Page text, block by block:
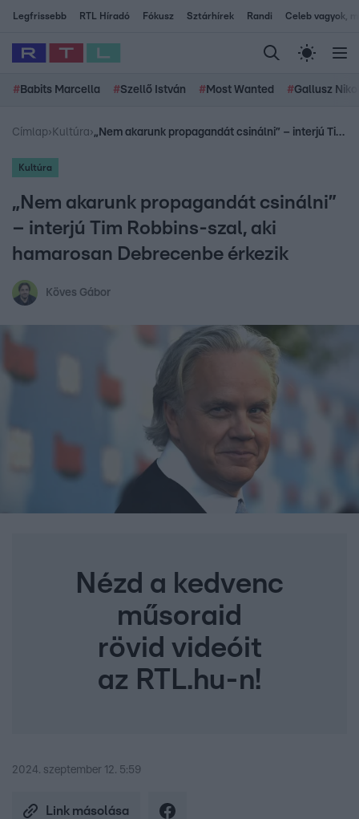
Legfrissebb RTL Híradó Fókusz Sztárhírek Randi Celeb vagyok,
# Babits Marcella #Szellő István # Most Wanted #Gallusz
Címlap› Kultúra› „Nem akarunk propagandát csinálni” – interjú Tim Robbins-szal, aki hamarosan Debrecenbe érkezik
Kultúra
„Nem akarunk propagandát csinálni”
– interjú Tim Robbins-szal, aki
hamarosan Debrecenbe érkezik
Köves Gábor
Nézd a kedvenc
műsoraid
rövid videóit
az RTL.hu-n!
2024. szeptember 12. 5:59
Link másolása